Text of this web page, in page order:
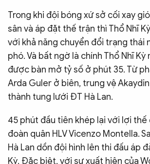
Trong khi đội bóng xứ sở cối xay
sân và áp đặt thế trận thì Thổ Nhĩ
với khả năng chuyển đổi trạng thái
phó. Và bất ngờ là chính Thổ Nhĩ
được bàn mở tỷ số ở phút 35. Từ
Arda Guler ở biên, trung vệ
thành tung lưới ĐT Hà Lan.
45 phút đầu tiên khép lại với lợi
đoàn quân HLV Vicenzo Montella.
Hà Lan dồn đội hình lên thi đấu áp
Kỳ. Đặc biệt, với sự xuất hiện của